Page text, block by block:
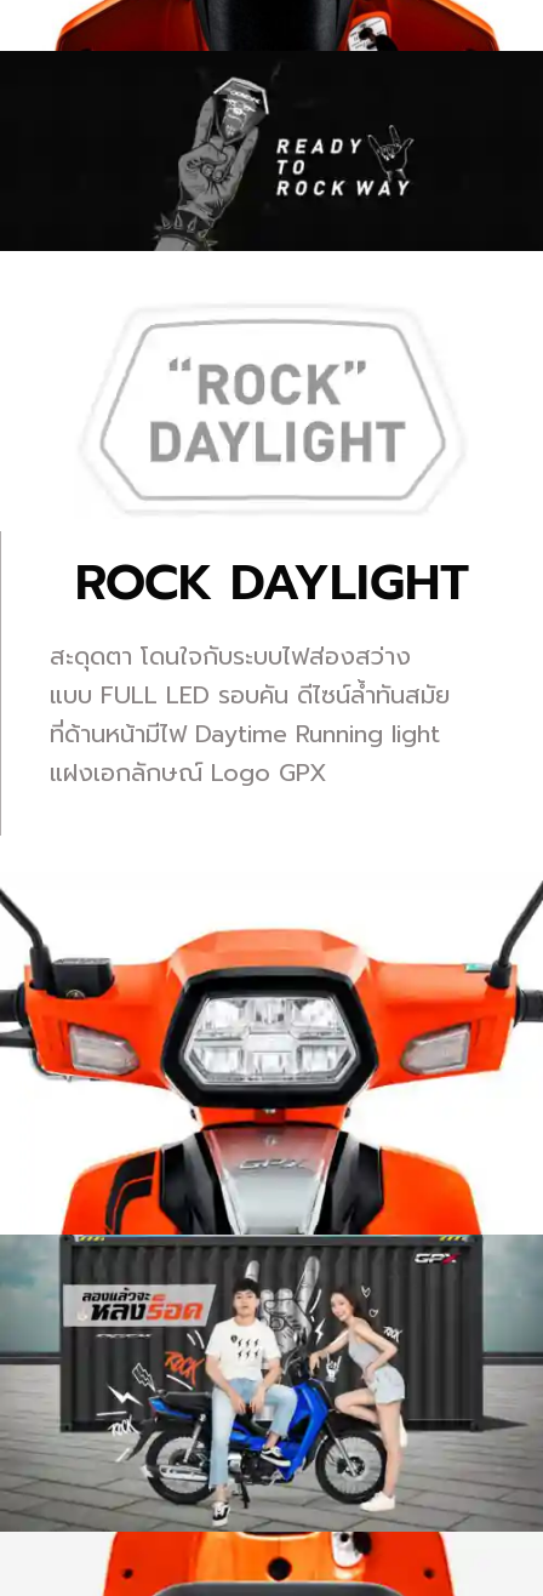
ROCK DAYLIGHT
สะดุดตา โดนใจกับระบบไฟส่องสว่าง
แบบ FULL LED รอบคัน ดีไซน์ล้ำทันสมัย
ที่ด้านหน้ามีไฟ Daytime Running light
แฝงเอกลักษณ์ Logo GPX